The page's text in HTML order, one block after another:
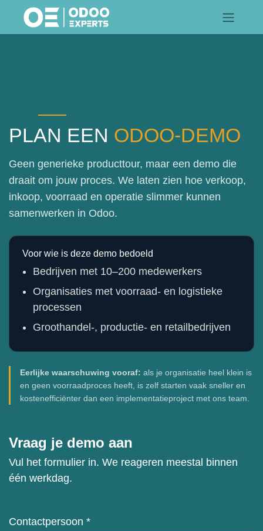
Overslaan naar inhoud
PLAN EEN ODOO-DEMO
Geen generieke producttour, maar een demo die
draait om jouw proces. We laten zien hoe verkoop,
inkoop, voorraad en operatie slimmer kunnen
samenwerken in Odoo.
Voor wie is deze demo bedoeld
Bedrijven met 10–200 medewerkers
Organisaties met voorraad- en logistieke
processen
Groothandel-, productie- en retailbedrijven
Eerlijke waarschuwing vooraf: als je organisatie heel klein is
en geen voorraadproces heeft, is zelf starten vaak sneller en
kostenefficiënter dan een implementatieproject met ons team.
Vraag je demo aan
Vul het formulier in. We reageren meestal binnen
één werkdag.
Contactpersoon *